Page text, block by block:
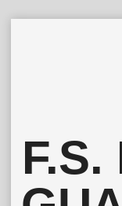
F.S.